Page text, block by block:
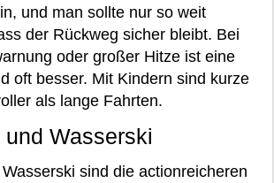
und man sollte nur so weit
der Rückweg sicher bleibt. Bei
oder großer Hitze ist eine
oft besser. Mit Kindern sind kurze
als lange Fahrten.
Wasserski
sind die actionreicheren